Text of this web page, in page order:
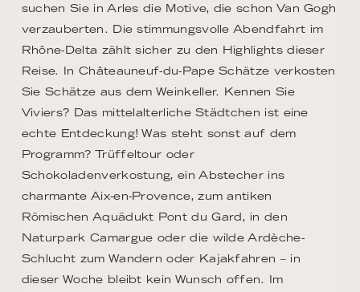
suchen Sie in Arles die Motive, die schon Van Gogh
verzauberten. Die stimmungsvolle Abendfahrt im
Rhône-Delta zählt sicher zu den Highlights dieser
Reise. In Châteauneuf-du-Pape Schätze verkosten
Sie Schätze aus dem Weinkeller. Kennen Sie
Viviers? Das mittelalterliche Städtchen ist eine
echte Entdeckung! Was steht sonst auf dem
Programm? Trüffeltour oder
Schokoladenverkostung, ein Abstecher ins
charmante Aix-en-Provence, zum antiken
Römischen Aquädukt Pont du Gard, in den
Naturpark Camargue oder die wilde Ardèche-
Schlucht zum Wandern oder Kajakfahren – in
dieser Woche bleibt kein Wunsch offen. Im